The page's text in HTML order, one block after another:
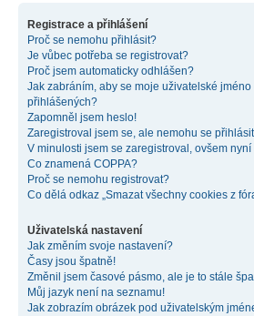
Registrace a přihlášení
Proč se nemohu přihlásit?
Je vůbec potřeba se registrovat?
Proč jsem automaticky odhlášen?
Jak zabráním, aby se moje uživatelské
přihlášených?
Zapomněl jsem heslo!
Zaregistroval jsem se, ale nemohu se
V minulosti jsem se zaregistroval, ovšem
Co znamená COPPA?
Proč se nemohu registrovat?
Co dělá odkaz „Smazat všechny cookies z
Uživatelská nastavení
Jak změním svoje nastavení?
Časy jsou špatně!
Změnil jsem časové pásmo, ale je to stále
Můj jazyk není na seznamu!
Jak zobrazím obrázek pod uživatelským